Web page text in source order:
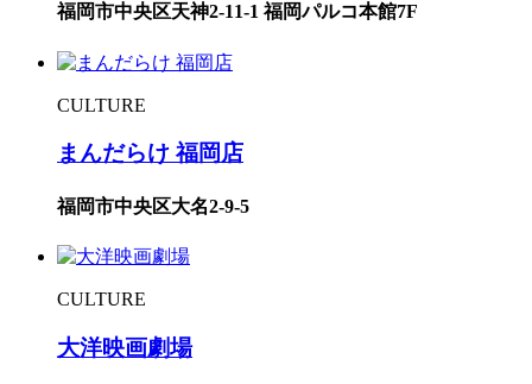
福岡市中央区天神2-11-1 福岡パルコ本館7F
CULTURE
まんだらけ 福岡店
福岡市中央区大名2-9-5
CULTURE
大洋映画劇場